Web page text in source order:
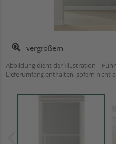
vergrößern
Abbildung dient der Illustration –
Lieferumfang enthalten, sofern nicht